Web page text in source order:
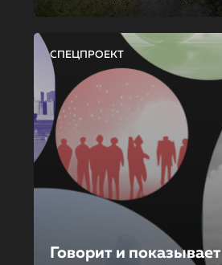
СПЕЦПРОЕКТ
Говорит и показывает